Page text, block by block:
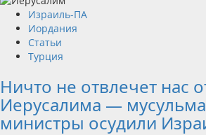
Израиль-ПА
Иордания
Статьи
Турция
Ничто не отвлечет нас
Иерусалима —
министры осудили